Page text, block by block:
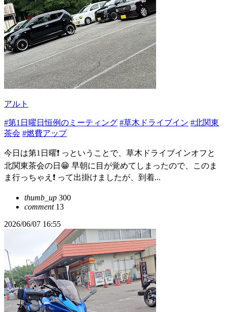
アルト
#第1日曜日恒例のミーティング #草木ドライブイン #北関東
茶会 #燃費アップ
今日は第1日曜❗️ っということで、草木ドライブインオフと
北関東茶会の日😁 早朝に目が覚めてしまったので、このま
ま行っちゃえ❗️ って出掛けましたが、到着...
thumb_up 300
comment13
2026/06/07 16:55